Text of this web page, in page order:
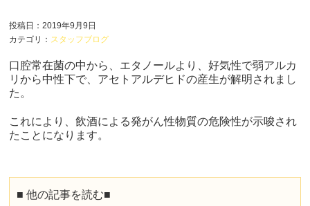
投稿日：2019年9月9日
カテゴリ： スタッフブログ
口腔常在菌の中から、エタノールより、好気性で弱アルカ
リから中性下で、アセトアルデヒドの産生が解明されまし
た。
これにより、飲酒による発がん性物質の危険性が示唆され
たことになります。​
■ 他の記事を読む■